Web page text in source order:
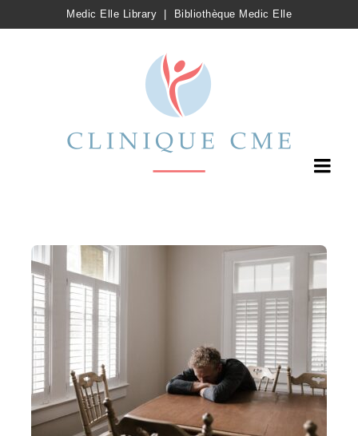
Medic Elle Library Bibliothèque Medic Elle